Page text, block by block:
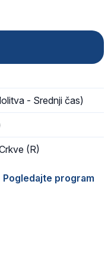
- Srednji čas)
(R)
Pogledajte program